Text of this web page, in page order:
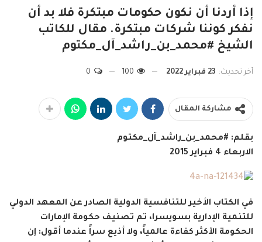
إذا أردنا أن نكون حكومات مبتكرة فلا بد أن
نفكر كوننا شركات مبتكرة. مقال للكاتب
الشيخ #محمد_بن_راشد_آل_مكتوم
آخر تحديث: 23 فبراير 2022
مشاركة المقال
بقلم: #محمد_بن_راشد_آل_مكتوم
الاربعاء 4 فبراير 2015
في الكتاب الأخير للتنافسية الدولية الصادر عن المعهد الدولي
للتنمية الإدارية بسويسرا، تم تصنيف حكومة الإمارات
الحكومة الأكثر كفاءة عالمياً، ولا أذيع سراً عندما أقول: إن